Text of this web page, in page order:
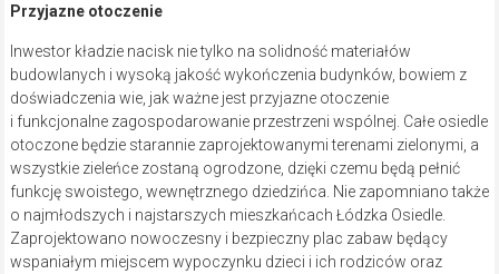
Przyjazne otoczenie
Inwestor kładzie nacisk nie tylko na solidność materiałów
budowlanych i wysoką jakość wykończenia budynków, bowiem z
doświadczenia wie, jak ważne jest przyjazne otoczenie
i funkcjonalne zagospodarowanie przestrzeni wspólnej. Całe osiedle
otoczone będzie starannie zaprojektowanymi terenami zielonymi, a
wszystkie zieleńce zostaną ogrodzone, dzięki czemu będą pełnić
funkcję swoistego, wewnętrznego dziedzińca. Nie zapomniano także
o najmłodszych i najstarszych mieszkańcach Łódzka Osiedle.
Zaprojektowano nowoczesny i bezpieczny plac zabaw będący
wspaniałym miejscem wypoczynku dzieci i ich rodziców oraz